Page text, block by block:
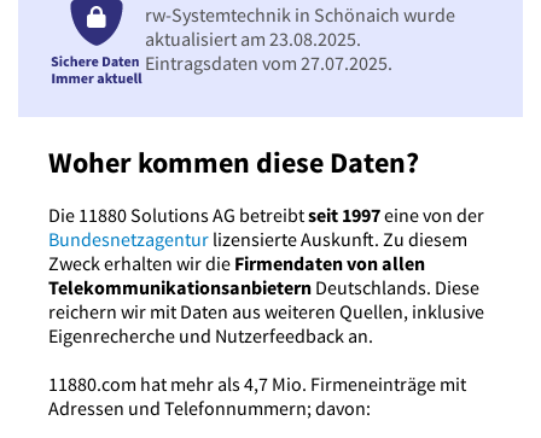
Woher kommen diese Daten?
Die 11880 Solutions AG betreibtseit 1997eine von der
Bundesnetzagentur lizensierte Auskunft. Zu diesem
Zweck erhalten wir die Firmendaten von allen
Telekommunikationsanbietern Deutschlands. Diese
reichern wir mit Daten aus weiteren Quellen, inklusive
Eigenrecherche und Nutzerfeedback an.
11880.com hat mehr als 4,7 Mio. Firmeneinträge mit
Adressen und Telefonnummern; davon:
rw-Systemtechnik in Schönaich wurde
aktualisiert am 23.08.2025.
Eintragsdaten vom 27.07.2025.